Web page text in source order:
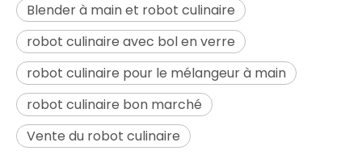
Blender à main et robot culinaire
robot culinaire avec bol en verre
robot culinaire pour le mélangeur à main
robot culinaire bon marché
Vente du robot culinaire